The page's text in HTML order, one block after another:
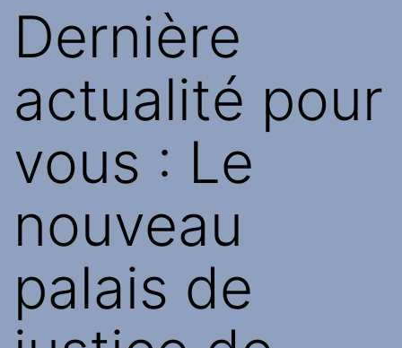
Dernière
actualité pour
vous : Le
nouveau
palais de